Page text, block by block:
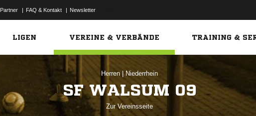
Partner | FAQ & Kontakt | Newsletter
LIGEN VEREINE & VERBÄNDE TRAINING &
Herren Niederrhein
SF WALSUM 09
Zur Vereinsseite